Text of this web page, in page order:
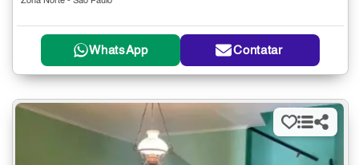
WhatsApp Contatar